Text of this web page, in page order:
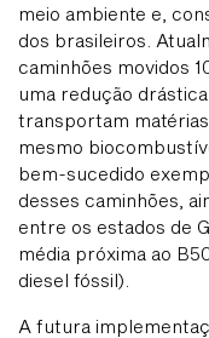
meio ambiente e,
dos brasileiros.
caminhões movidos
uma redução
transportam
mesmo
bem-sucedido
desses caminhões,
entre os estados de
média próxima ao
diesel fóssil).
A futura